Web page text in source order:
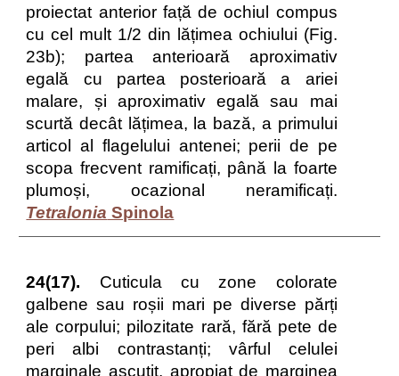
proiectat anterior față de ochiul compus
cu cel mult 1/2 din lățimea ochiului (Fig.
23b); partea anterioară aproximativ
egală cu partea posterioară a ariei
malare, și aproximativ egală sau mai
scurtă decât lățimea, la bază, a primului
articol al flagelului antenei; perii de pe
scopa frecvent ramificați, până la foarte
plumoși, ocazional neramificați.
Tetralonia Spinola
24(17). Cuticula cu zone colorate
galbene sau roșii mari pe diverse părți
ale corpului; pilozitate rară, fără pete de
peri albi contrastanți; vârful celulei
marginale ascuțit, apropiat de marginea